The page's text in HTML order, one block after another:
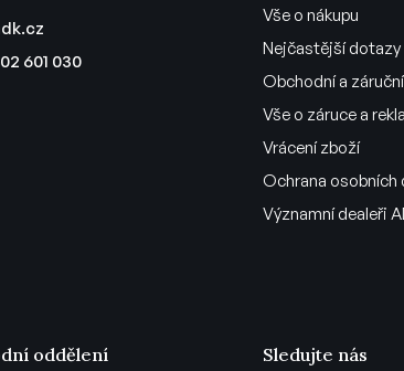
601 030
Vše o nákupu
Nejčastější dotazy
Obchodní a
Vše o záruce a
Vrácení zboží
Ochrana osobních
Významní dealeři
oddělení Sledujte nás